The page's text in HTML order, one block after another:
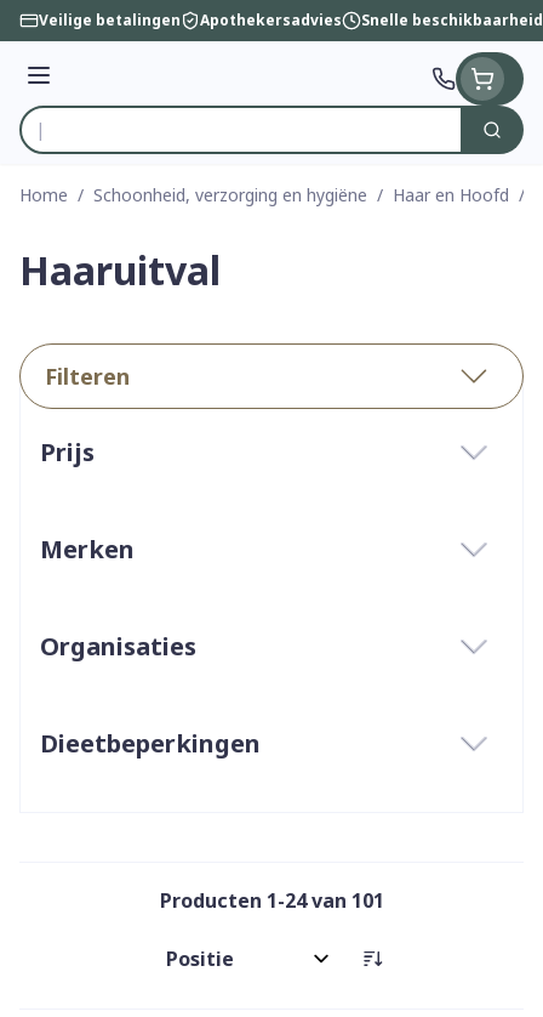
Ga naar de inhoud
Veilige betalingen Apothekersadvies Snelle beschikbaarheid
Menu
Product, merk, categorie...
Zoek
Home / Schoonheid, verzorging en hygiëne / Haar en Hoofd /
Haaruitval
Filteren
Prijs
Merken
Organisaties
Dieetbeperkingen
Producten 1-24van 101
Sorteer op: